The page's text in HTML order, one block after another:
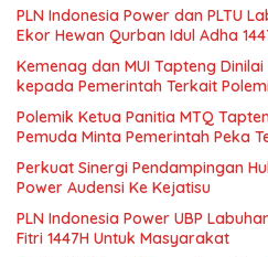
PLN Indonesia Power dan PLTU
Ekor Hewan Qurban Idul Adha
Kemenag dan MUI Tapteng
kepada Pemerintah Terkait
Polemik Ketua Panitia MTQ
Pemuda Minta Pemerintah Peka
Perkuat Sinergi Pendampingan
Power Audensi Ke Kejatisu
PLN Indonesia Power UBP
Fitri 1447H Untuk Masyarakat